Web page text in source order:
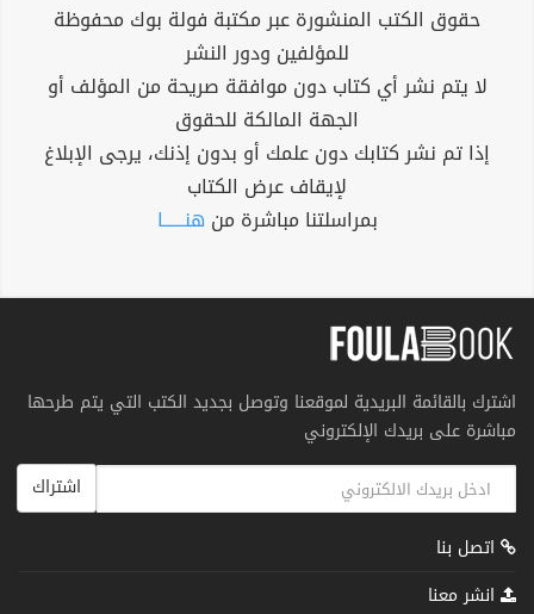
حقوق الكتب المنشورة عبر مكتبة فولة بوك محفوظة
للمؤلفين ودور النشر
لا يتم نشر أي كتاب دون موافقة صريحة من المؤلف أو
الجهة المالكة للحقوق
إذا تم نشر كتابك دون علمك أو بدون إذنك، يرجى الإبلاغ
لإيقاف عرض الكتاب
بمراسلتنا مباشرة من هنــــــا
اشترك بالقائمة البريدية لموقعنا وتوصل بجديد الكتب التي يتم طرحها
مباشرة على بريدك الإلكتروني
اشتراك
اتصل بنا
انشر معنا